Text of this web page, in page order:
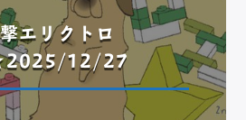
エリクトロ
12/27